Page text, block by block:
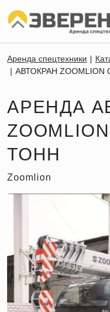
Аренда спецтехники
АВТОКРАН ZOOMLION
АРЕНДА
ТОНН
Zoomlion